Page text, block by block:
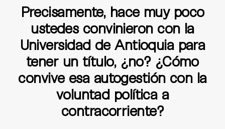
Precisamente, hace muy poco
ustedes convinieron con la
Universidad de Antioquia para
tener un título, ¿no? ¿Cómo
convive esa autogestión con la
voluntad política a
contracorriente?